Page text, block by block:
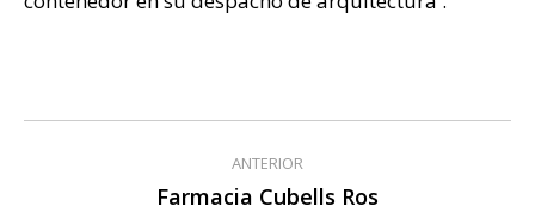
NavegaciónANTERIOR
Publicación
Farmacia Cubells Ros